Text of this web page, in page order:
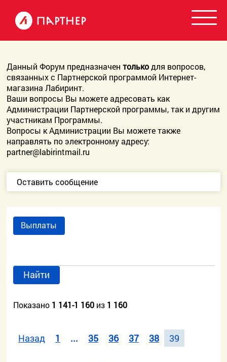
Данный Форум предназначентолькодля вопросов,
связанных с Партнерской программой Интернет-
магазина Лабиринт.
Ваши вопросы Вы можете адресовать как
Администрации Партнерской программы, так и другим
участникам Программы.
Вопросы к Администрации Вы можете также
направлять по электронному адресу:
partner@labirintmail.ru
Оставить сообщение
Выплаты
Найти
Показано 1 141-1 160 из 1 160
Назад 1 ... 35 36 37 38 39